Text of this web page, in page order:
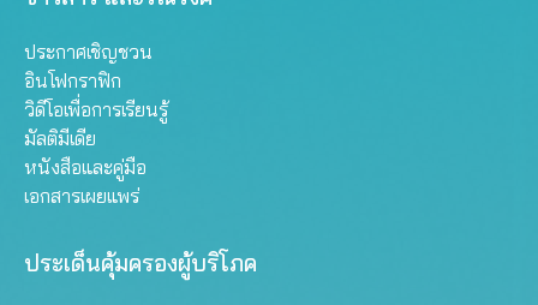
ประกาศเชิญชวน
อินโฟกราฟิก
วิดีโอเพื่อการเรียนรู้
มัลติมีเดีย
หนังสือและคู่มือ
เอกสารเผยแพร่
ประเด็นคุ้มครองผู้บริโภค